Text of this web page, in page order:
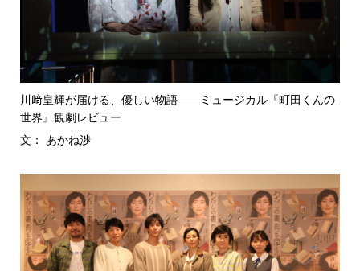
川﨑皇輝が届ける、優しい物語――ミュージカル『町田くんの
世界』観劇レビュー
文： あかね渉